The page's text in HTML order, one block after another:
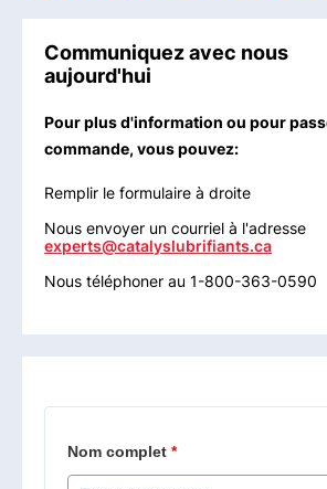
Communiquez avec nous
aujourd'hui
Pour plus d'information ou pour
commande, vous pouvez:
Remplir le formulaire à droite
Nous envoyer un courriel à l'adresse
experts@catalyslubrifiants.ca
Nous téléphoner au 1-800-363-0590
Nom complet *